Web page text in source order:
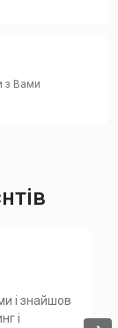
з Вами
і знайшов
і